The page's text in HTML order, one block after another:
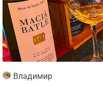
Владимир